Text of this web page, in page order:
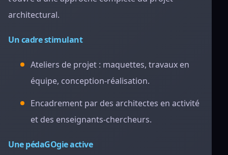
architectural.
Un cadre stimulant
Ateliers de projet : maquettes, travaux en
équipe, conception-réalisation.
Encadrement par des architectes en activité
et des enseignants-chercheurs.
Une pédaGOgie active